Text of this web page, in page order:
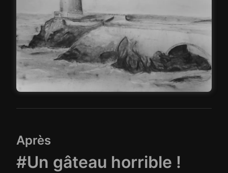
Après
#Un gâteau horrible !